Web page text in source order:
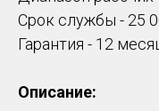
Срок службы - 25
Гарантия - 12
Описание: